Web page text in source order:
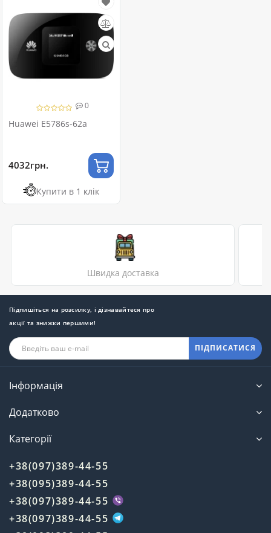
0
Huawei E5786s-62a
4032грн.
Купити в 1 клік
Швидка доставка
Підпишіться на розсилку, і дізнавайтеся про
акції та знижки першими!
ПІДПИСАТИСЯ
Інформація
Додатково
Категорії
+38(097)389-44-55
+38(095)389-44-55
+38(097)389-44-55
+38(097)389-44-55